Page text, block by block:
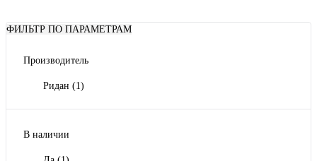
ФИЛЬТР ПО ПАРАМЕТРАМ
Производитель
Ридан (1)
В наличии